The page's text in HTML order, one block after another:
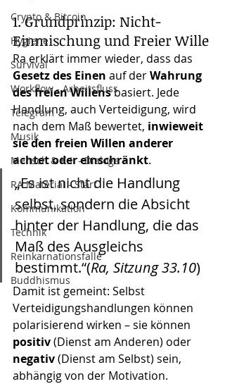
Crypto & Bitcoin
Hygiene
Survival
Workflow - Arbeitsfluss
Telegram
Musik
Mensch & K.I. - Dialoge
RA Material - Start
Kommunikation
Technik
Reinkarnationsfalle
Buddhismus
1. Grundprinzip: Nicht-
Einmischung und Freier Wille
Ra erklärt immer wieder, dass das
Gesetz des Einen auf der Wahrung
des freien Willens basiert. Jede
Handlung, auch Verteidigung, wird
nach dem Maß bewertet, inwieweit
sie den freien Willen anderer
achtet oder einschränkt.
„Es ist nicht die Handlung
selbst, sondern die Absicht
hinter der Handlung, die das
Maß des Ausgleichs
bestimmt.“(Ra, Sitzung 33.10)
Damit ist gemeint: Selbst
Verteidigungshandlungen können
polarisierend wirken – sie können
positiv (Dienst am Anderen) oder
negativ (Dienst am Selbst) sein,
abhängig von der Motivation.